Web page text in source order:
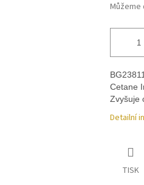
Můžeme
Cetane
Zvyšuje
Detailní
TISK